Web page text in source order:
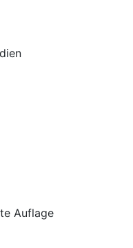
Auflage